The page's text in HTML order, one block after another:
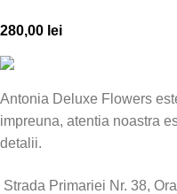
280,00 lei
Antonia Deluxe Flowers
impreuna, atentia noastra
detalii.
Strada Primariei Nr. 38,